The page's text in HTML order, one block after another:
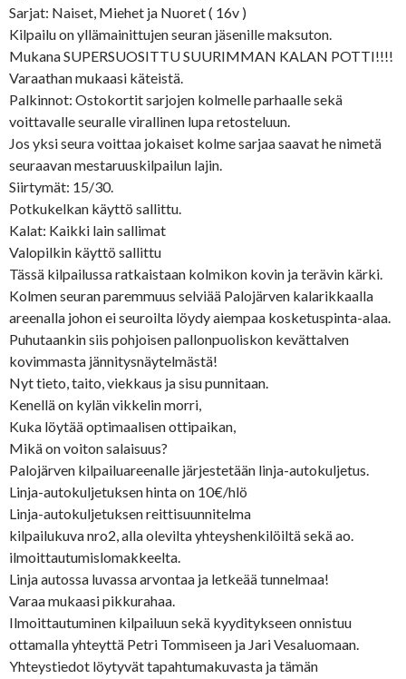
Sarjat: Naiset, Miehet ja Nuoret ( 16v )
Kilpailu on yllämainittujen seuran jäsenille maksuton.
Mukana SUPERSUOSITTU SUURIMMAN KALAN POTTI!!!!
Varaathan mukaasi käteistä.
Palkinnot: Ostokortit sarjojen kolmelle parhaalle sekä
voittavalle seuralle virallinen lupa retosteluun.
Jos yksi seura voittaa jokaiset kolme sarjaa saavat he nimetä
seuraavan mestaruuskilpailun lajin.
Siirtymät: 15/30.
Potkukelkan käyttö sallittu.
Kalat: Kaikki lain sallimat
Valopilkin käyttö sallittu
Tässä kilpailussa ratkaistaan kolmikon kovin ja terävin kärki.
Kolmen seuran paremmuus selviää Palojärven kalarikkaalla
areenalla johon ei seuroilta löydy aiempaa kosketuspinta-alaa.
Puhutaankin siis pohjoisen pallonpuoliskon kevättalven
kovimmasta jännitysnäytelmästä!
Nyt tieto, taito, viekkaus ja sisu punnitaan.
Kenellä on kylän vikkelin morri,
Kuka löytää optimaalisen ottipaikan,
Mikä on voiton salaisuus?
Palojärven kilpailuareenalle järjestetään linja-autokuljetus.
Linja-autokuljetuksen hinta on 10€/hlö
Linja-autokuljetuksen reittisuunnitelma
kilpailukuva nro2, alla olevilta yhteyshenkilöiltä sekä ao.
ilmoittautumislomakkeelta.
Linja autossa luvassa arvontaa ja letkeää tunnelmaa!
Varaa mukaasi pikkurahaa.
Ilmoittautuminen kilpailuun sekä kyyditykseen onnistuu
ottamalla yhteyttä Petri Tommiseen ja Jari Vesaluomaan.
Yhteystiedot löytyvät tapahtumakuvasta ja tämän